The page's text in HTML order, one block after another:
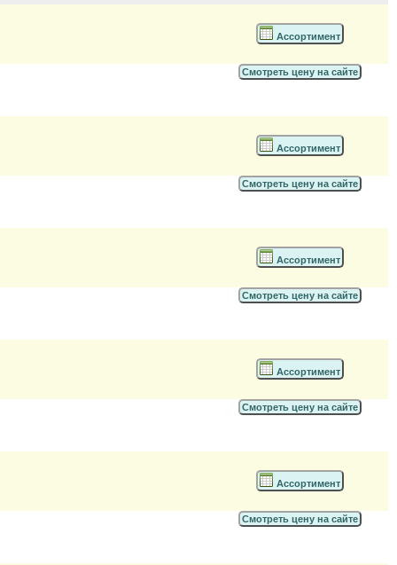
Ассортимент
Смотреть цену на сайте
Ассортимент
Смотреть цену на сайте
Ассортимент
Смотреть цену на сайте
Ассортимент
Смотреть цену на сайте
Ассортимент
Смотреть цену на сайте